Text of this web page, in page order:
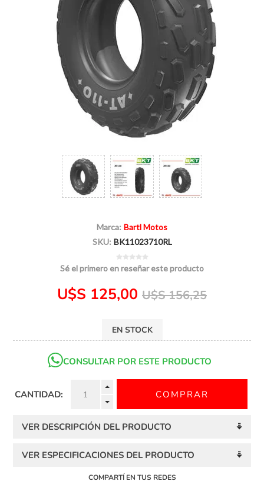
Marca: Bartl Motos
SKU: BK11023710RL
Sé el primero en reseñar este producto
U$S 125,00 U$S 156,25
EN STOCK
CONSULTAR POR ESTE PRODUCTO
CANTIDAD:
VER DESCRIPCIÓN DEL PRODUCTO
VER ESPECIFICACIONES DEL PRODUCTO
COMPARTÍ EN TUS REDES